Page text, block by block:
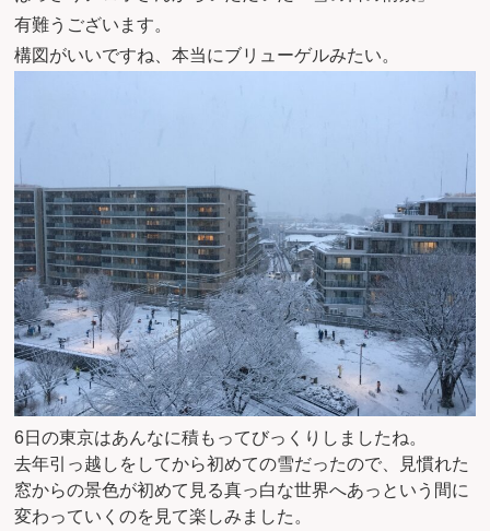
有難うございます。
構図がいいですね、本当にブリューゲルみたい。
6日の東京はあんなに積もってびっくりしましたね。
去年引っ越しをしてから初めての雪だったので、見慣れた
窓からの景色が初めて見る真っ白な世界へあっという間に
変わっていくのを見て楽しみました。